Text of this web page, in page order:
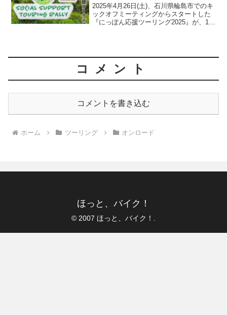
2025年4月26日(土)、石川県輪島市でのキ
ックオフミーティングからスタートした
『にっぽん応援ツーリング2025』が、11
コメント
コメントを書き込む
ホーム ツーリング オンロード
ほっと、バイク！
© 2007 ほっと、バイク！.